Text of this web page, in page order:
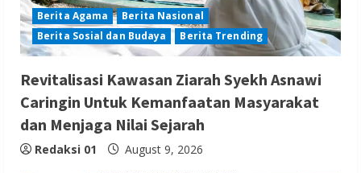
Berita Agama
Berita Nasional
Berita Sosial dan Budaya
Berita Trending
Revitalisasi Kawasan Ziarah Syekh Asnawi
Caringin Untuk Kemanfaatan Masyarakat
dan Menjaga Nilai Sejarah
Redaksi 01 August 9, 2026